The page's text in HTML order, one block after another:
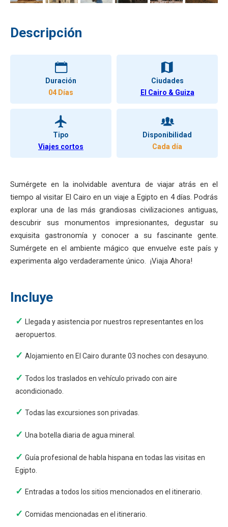
Descripción
Duración
04 Días
Ciudades
El Cairo & Guiza
Tipo
Viajes cortos
Disponibilidad
Cada día
Sumérgete en la inolvidable aventura de viajar atrás en el
tiempo al visitar El Cairo en un viaje a Egipto en 4 días. Podrás
explorar una de las más grandiosas civilizaciones antiguas,
descubrir sus monumentos impresionantes, degustar su
exquisita gastronomía y conocer a su fascinante gente.
Sumérgete en el ambiente mágico que envuelve este país y
experimenta algo verdaderamente único. ¡Viaja Ahora!
Incluye
Llegada y asistencia por nuestros representantes en los
aeropuertos.
Alojamiento en El Cairo durante 03 noches con desayuno.
Todos los traslados en vehículo privado con aire
acondicionado.
Todas las excursiones son privadas.
Una botella diaria de agua mineral.
Guía profesional de habla hispana en todas las visitas en
Egipto.
Entradas a todos los sitios mencionados en el itinerario.
Comidas mencionadas en el itinerario.